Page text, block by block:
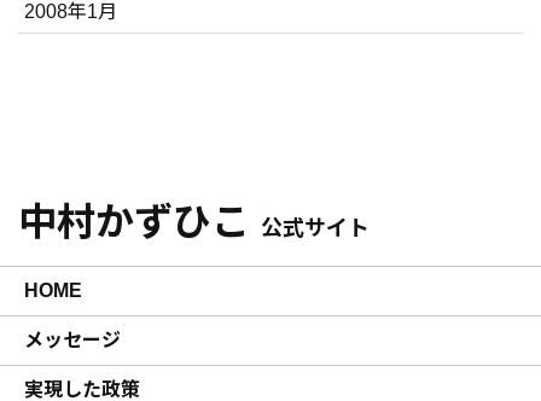
2008年1月
中村かずひこ 公式サイト
HOME
メッセージ
実現した政策